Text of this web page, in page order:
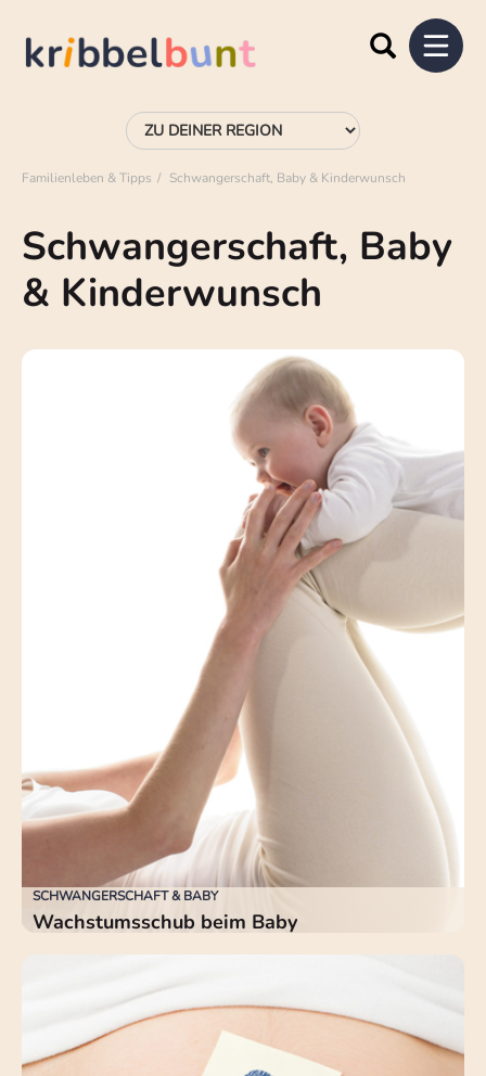
Familienleben & Tipps Schwangerschaft, Baby & Kinderwunsch
Schwangerschaft, Baby
& Kinderwunsch
SCHWANGERSCHAFT & BABY
Wachstumsschub beim Baby